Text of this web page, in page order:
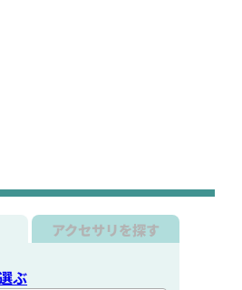
アクセサリを探す
ぶ